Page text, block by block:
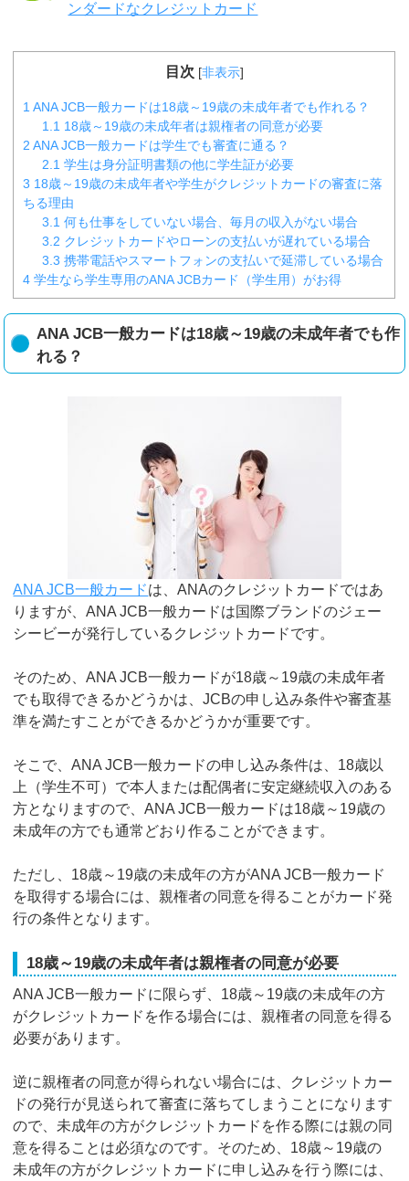
ンダードなクレジットカード
目次 [非表示]
1 ANA JCB一般カードは18歳～19歳の未成年者でも作れる？
1.1 18歳～19歳の未成年者は親権者の同意が必要
2 ANA JCB一般カードは学生でも審査に通る？
2.1 学生は身分証明書類の他に学生証が必要
3 18歳～19歳の未成年者や学生がクレジットカードの審査に落
ちる理由
3.1 何も仕事をしていない場合、毎月の収入がない場合
3.2 クレジットカードやローンの支払いが遅れている場合
3.3 携帯電話やスマートフォンの支払いで延滞している場合
4 学生なら学生専用のANA JCBカード（学生用）がお得
ANA JCB一般カードは18歳～19歳の未成年者でも作
れる？
ANA JCB一般カードは、ANAのクレジットカードではあ
りますが、ANA JCB一般カードは国際ブランドのジェー
シービーが発行しているクレジットカードです。
そのため、ANA JCB一般カードが18歳～19歳の未成年者
でも取得できるかどうかは、JCBの申し込み条件や審査基
準を満たすことができるかどうかが重要です。
そこで、ANA JCB一般カードの申し込み条件は、18歳以
上（学生不可）で本人または配偶者に安定継続収入のある
方となりますので、ANA JCB一般カードは18歳～19歳の
未成年の方でも通常どおり作ることができます。
ただし、18歳～19歳の未成年の方がANA JCB一般カード
を取得する場合には、親権者の同意を得ることがカード発
行の条件となります。
18歳～19歳の未成年者は親権者の同意が必要
ANA JCB一般カードに限らず、18歳～19歳の未成年の方
がクレジットカードを作る場合には、親権者の同意を得る
必要があります。
逆に親権者の同意が得られない場合には、クレジットカー
ドの発行が見送られて審査に落ちてしまうことになります
ので、未成年の方がクレジットカードを作る際には親の同
意を得ることは必須なのです。そのため、18歳～19歳の
未成年の方がクレジットカードに申し込みを行う際には、